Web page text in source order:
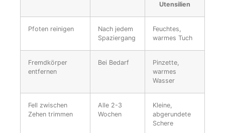
Utensilien
Pfoten reinigen
Nach jedem
Spaziergang
Feuchtes,
warmes Tuch
Fremdkörper
entfernen
Bei Bedarf
Pinzette,
warmes
Wasser
Fell zwischen
Zehen trimmen
Alle 2-3
Wochen
Kleine,
abgerundete
Schere